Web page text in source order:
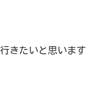
きたいと思います